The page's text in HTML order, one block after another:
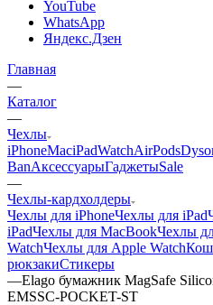
YouTube
WhatsApp
Яндекс.Дзен
Главная
—
Каталог
—
Чехлы
iPhoneMaciPadWatchAirPods
BanАксессуарыГаджетыSale
—
Чехлы-кардхолдеры
Чехлы для iPhoneЧехлы для iPad
iPadЧехлы для MacBookЧехлы
WatchЧехлы для Apple Watch
рюкзакиСтикеры
—Elago бумажник MagSafe
EMSSC-POCKET-ST